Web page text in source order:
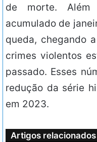
de morte.
acumulado de
queda, chegando
crimes violentos
passado. Esses
redução da série
em 2023.
Artigos relacionados